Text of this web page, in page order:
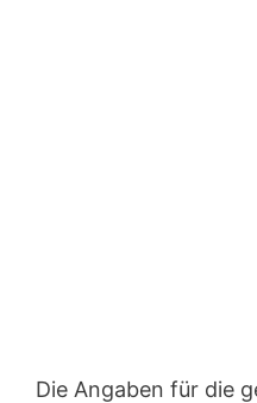
Die Angaben für die